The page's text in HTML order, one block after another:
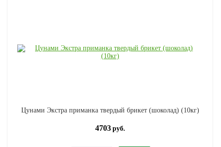
Цунами Экстра приманка твердый брикет (шоколад) (10кг)
4703 руб.